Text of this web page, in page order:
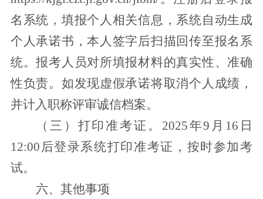
名系统，填报个人相关信息，系统自动生成
个人承诺书，本人签字后扫描回传至报名系
统。报考人员对所填报材料的真实性、准确
性负责。如发现虚假承诺将取消个人成绩，
并计入职称评审诚信档案。
（三）打印准考证。2025年9 月 16 日
12:00 后登录系统打印准考证，按时参加考
试。
六、其他事项